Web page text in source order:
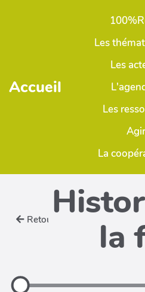
Aller au contenu principal
Accueil
Les
Les
Les
Agir
La
Retour la